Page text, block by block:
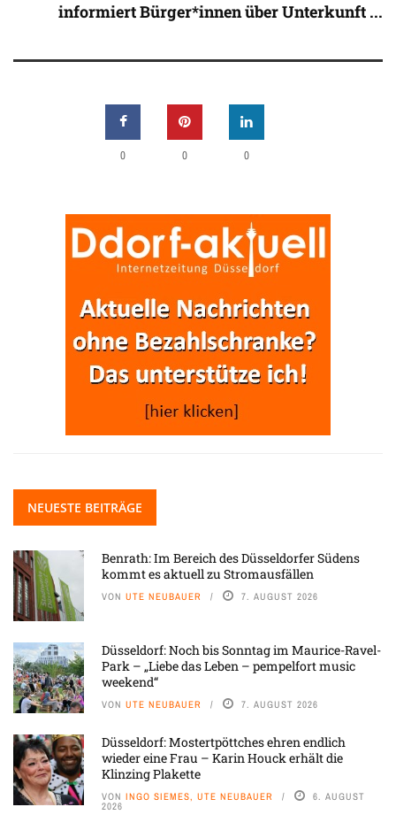
informiert Bürger*innen über Unterkunft ...
0 0 0
NEUESTE BEITRÄGE
Benrath: Im Bereich des Düsseldorfer Südens
kommt es aktuell zu Stromausfällen
VON UTE NEUBAUER 7. AUGUST 2026
Düsseldorf: Noch bis Sonntag im Maurice-Ravel-
Park – „Liebe das Leben – pempelfort music
weekend“
VON UTE NEUBAUER 7. AUGUST 2026
Düsseldorf: Mostertpöttches ehren endlich
wieder eine Frau – Karin Houck erhält die
Klinzing Plakette
VON INGO SIEMES, UTE NEUBAUER 6. AUGUST
2026